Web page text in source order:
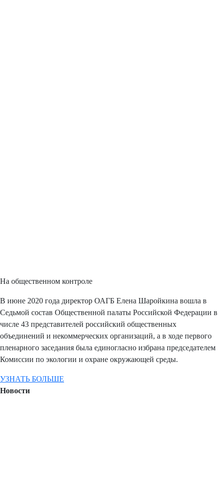
На общественном контроле
В июне 2020 года директор ОАГБ Елена Шаройкина вошла в
Седьмой состав Общественной палаты Российской Федерации в
числе 43 представителей российский общественных
объединений и некоммерческих организаций, а в ходе первого
пленарного заседания была единогласно избрана председателем
Комиссии по экологии и охране окружающей среды.
УЗНАТЬ БОЛЬШЕ
Новости